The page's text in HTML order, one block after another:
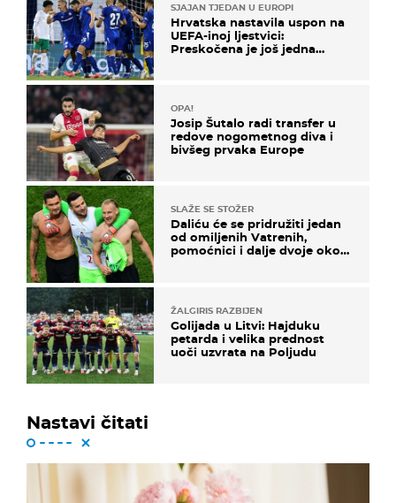
SJAJAN TJEDAN U EUROPI
Hrvatska nastavila uspon na
UEFA-inoj ljestvici:
Preskočena je još jedna
OPA!
Josip Šutalo radi transfer u
redove nogometnog diva i
bivšeg prvaka Europe
SLAŽE SE STOŽER
Daliću će se pridružiti jedan
od omiljenih Vatrenih,
pomoćnici i dalje dvoje oko
ŽALGIRIS RAZBIJEN
Golijada u Litvi: Hajduku
petarda i velika prednost
uoči uzvrata na Poljudu
Nastavi čitati